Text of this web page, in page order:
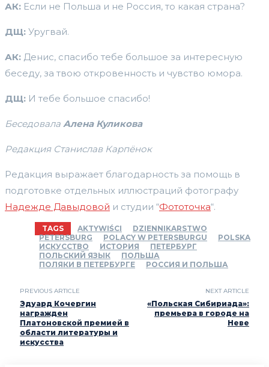
АК: Если не Польша и не Россия, то какая страна?
ДЩ: Уругвай.
АК: Денис, спасибо тебе большое за интересную
беседу, за твою откровенность и чувство юмора.
ДЩ: И тебе большое спасибо!
Беседовала Алена Куликова
Редакция Станислав Карпёнок
Редакция выражает благодарность за помощь в
подготовке отдельных иллюстраций фотографу
Надежде Давыдовой и студии “Фототочка“.
TAGS AKTYWIŚCI
DZIENNIKARSTWO
PETERSBURG
POLACY W PETERSBURGU
POLSKA
ИСКУССТВО
ИСТОРИЯ
ПЕТЕРБУРГ
ПОЛЬСКИЙ ЯЗЫК
ПОЛЬША
ПОЛЯКИ В ПЕТЕРБУРГЕ
РОССИЯ И ПОЛЬША
PREVIOUS ARTICLE
Эдуард Кочергин
награжден
Платоновской премией в
области литературы и
искусства
NEXT ARTICLE
«Польская Сибириада»:
премьера в городе на
Неве